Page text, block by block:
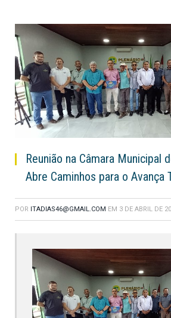
Reunião na Câmara Municipal
Abre Caminhos para o Avança
POR ITADIAS46@GMAIL.COM EM 3 DE ABRIL DE